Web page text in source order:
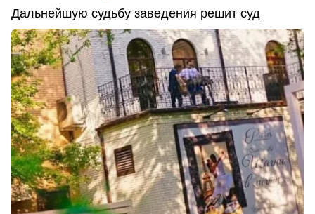
Дальнейшую судьбу заведения решит суд